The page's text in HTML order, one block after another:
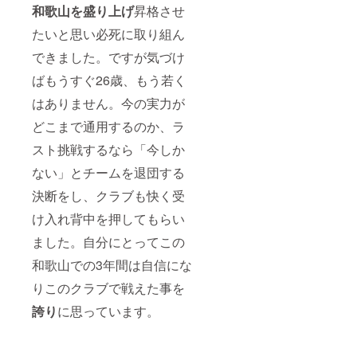
和歌山を盛り上げ昇格させ
たいと思い必死に取り組ん
できました。ですが気づけ
ばもうすぐ26歳、もう若く
はありません。今の実力が
どこまで通用するのか、ラ
スト挑戦するなら「今しか
ない」とチームを退団する
決断をし、クラブも快く受
け入れ背中を押してもらい
ました。自分にとってこの
和歌山での3年間は自信にな
りこのクラブで戦えた事を
誇りに思っています。